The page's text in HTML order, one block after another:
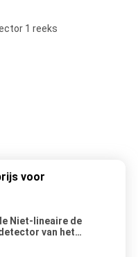
1 reeks
voor
Niet-lineaire de
van het